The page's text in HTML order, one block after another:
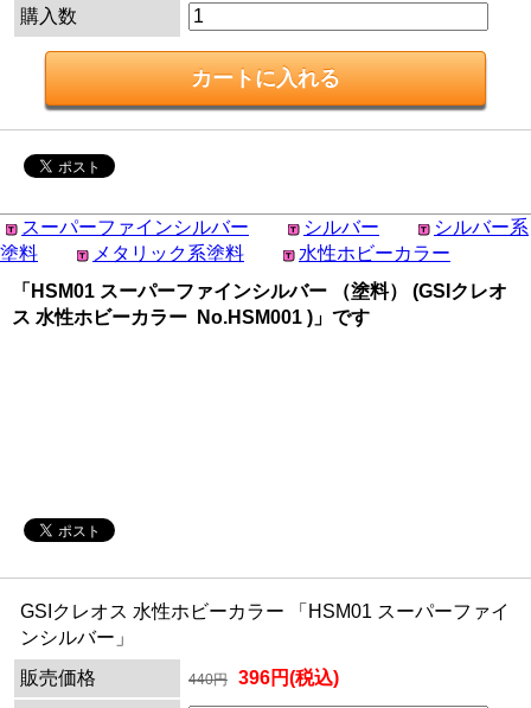
購入数
スーパーファインシルバー シルバー
シルバー系
塗料
メタリック系塗料
水性ホビーカラー
「HSM01 スーパーファインシルバー （塗料） (GSIクレオ
ス 水性ホビーカラー No.HSM001 )」です
GSIクレオス 水性ホビーカラー 「HSM01 スーパーファイ
ンシルバー」
販売価格
440円 396円(税込)